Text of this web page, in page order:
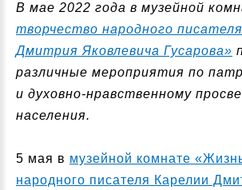
В мае 2022 года в музейной
творчество народного
Дмитрия Яковлевича Гусарова»
различные мероприятия по
и духовно-нравственному
населения.
5 мая в музейной комнате
народного писателя Карелии